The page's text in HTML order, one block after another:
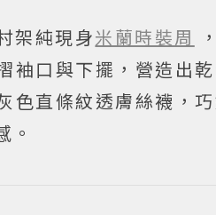
架純現身米蘭時裝周
袖口與下擺，營造出
色直條紋透膚絲襪，
。